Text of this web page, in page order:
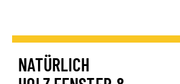
NATÜRLICH